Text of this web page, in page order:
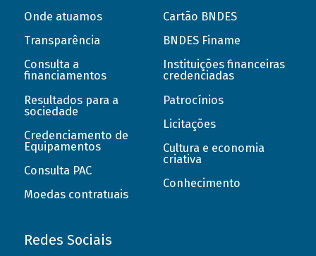
Onde atuamos
Transparência
Consulta a
financiamentos
Resultados para a
sociedade
Credenciamento de
Equipamentos
Consulta PAC
Moedas contratuais
Cartão BNDES
BNDES Finame
Instituições financeiras
credenciadas
Patrocínios
Licitações
Cultura e economia
criativa
Conhecimento
Redes Sociais